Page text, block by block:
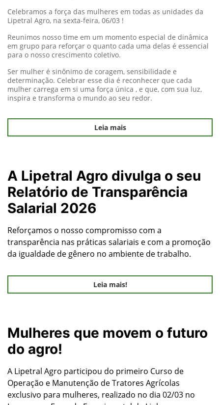
Celebramos a força das mulheres em todas as unidades da
Lipetral Agro, na sexta-feira, 06/03 !
Reunimos nosso time em um momento especial de dinâmica
em grupo para reforçar o quanto cada uma delas é essencial
para o nosso crescimento coletivo.
Ser mulher é sinônimo de coragem, sensibilidade e
determinação. Celebrar esse dia é reconhecer que cada
mulher carrega em si uma força única , e que, com sua luz,
inspira e transforma o mundo ao seu redor.
Leia mais
A Lipetral Agro divulga o seu
Relatório de Transparência
Salarial 2026
Reforçamos o nosso compromisso com a
transparência nas práticas salariais e com a promoção
da igualdade de gênero no ambiente de trabalho.
Leia mais!
Mulheres que movem o futuro
do agro!
A Lipetral Agro participou do primeiro Curso de
Operação e Manutenção de Tratores Agrícolas
exclusivo para mulheres, realizado no dia 02/03 no